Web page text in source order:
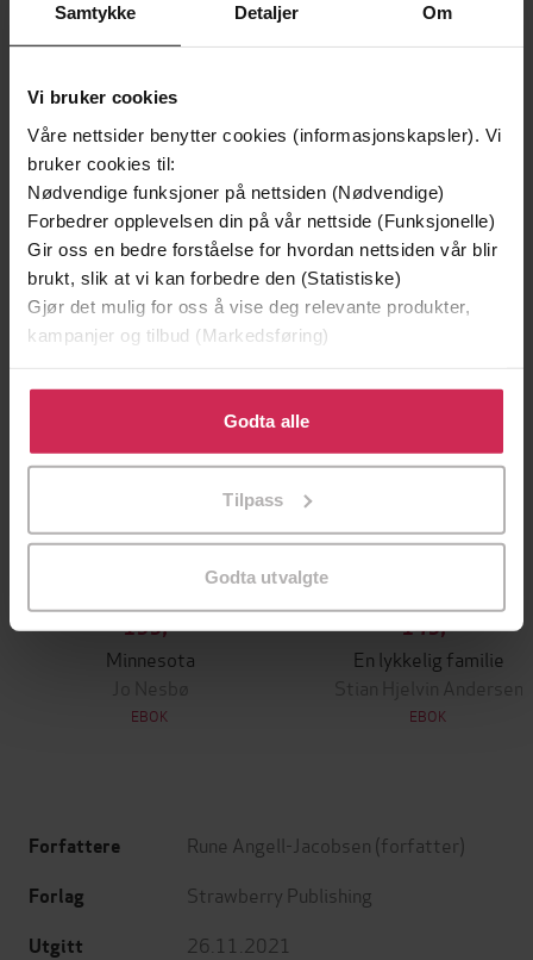
Samtykke Detaljer Om
Vi bruker cookies
Våre nettsider benytter cookies (informasjonskapsler). Vi
bruker cookies til:
Nødvendige funksjoner på nettsiden (Nødvendige)
Forbedrer opplevelsen din på vår nettside (Funksjonelle)
Gir oss en bedre forståelse for hvordan nettsiden vår blir
brukt, slik at vi kan forbedre den (Statistiske)
Gjør det mulig for oss å vise deg relevante produkter,
kampanjer og tilbud (Markedsføring)
Klikk på «Godta alle» for å gi oss ditt samtykke til å
bruke cookies for alle disse formålene. Du kan også
tilpasse ditt samtykke til spesifikke formål ved å klikke
Godta alle
Tilpass
Godta utvalgte
En statsråds død
Rune Angell-Jacobsen
Dommedag
Rune Angell-Jacobsen
Andre har også kjøpt
Vinner av Rivertonprisen
199,-
Minnesota
Jo Nesbø
EBOK
149,-
En lykkelig familie
Stian Hjelvin Andersen
EBOK
Forfattere Rune Angell-Jacobsen (forfatter)
Forlag Strawberry Publishing
Utgitt 26.11.2021